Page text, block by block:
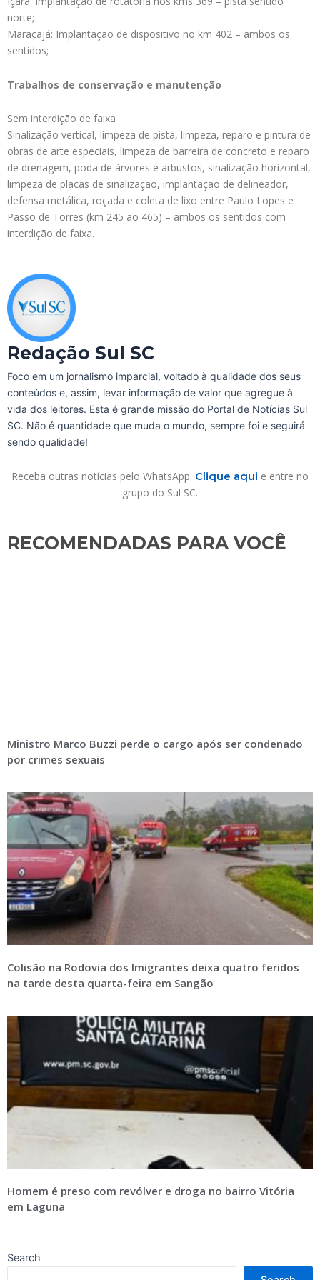
norte;
Maracajá: Implantação de dispositivo no km 402 – ambos os
sentidos;
Trabalhos de conservação e manutenção
Sem interdição de faixa
Sinalização vertical, limpeza de pista, limpeza, reparo e pintura de
obras de arte especiais, limpeza de barreira de concreto e reparo
de drenagem, poda de árvores e arbustos, sinalização horizontal,
limpeza de placas de sinalização, implantação de delineador,
defensa metálica, roçada e coleta de lixo entre Paulo Lopes e
Passo de Torres (km 245 ao 465) – ambos os sentidos com
interdição de faixa.
Redação Sul SC
Foco em um jornalismo imparcial, voltado à qualidade dos seus
conteúdos e, assim, levar informação de valor que agregue à
vida dos leitores. Esta é grande missão do Portal de Notícias Sul
SC. Não é quantidade que muda o mundo, sempre foi e seguirá
sendo qualidade!
Receba outras notícias pelo WhatsApp. Clique aqui e entre no
grupo do Sul SC.
RECOMENDADAS PARA VOCÊ​
Ministro Marco Buzzi perde o cargo após ser condenado
por crimes sexuais
Colisão na Rodovia dos Imigrantes deixa quatro feridos
na tarde desta quarta-feira em Sangão
Homem é preso com revólver e droga no bairro Vitória
em Laguna
Search